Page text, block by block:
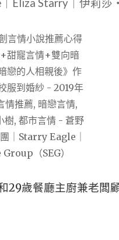
Eliza Starry｜伊莉莎
29歲餐廳主廚兼老闆